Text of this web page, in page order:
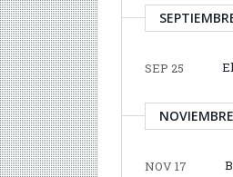
SEP 25
NOV 17